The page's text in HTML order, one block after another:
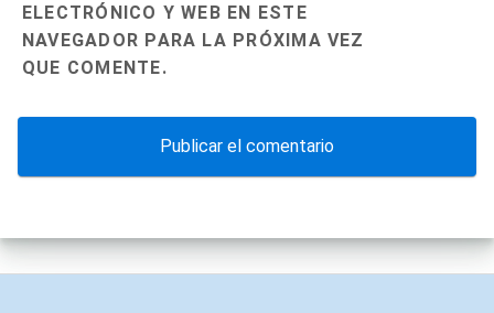
ELECTRÓNICO Y WEB EN ESTE
NAVEGADOR PARA LA PRÓXIMA VEZ
QUE COMENTE.